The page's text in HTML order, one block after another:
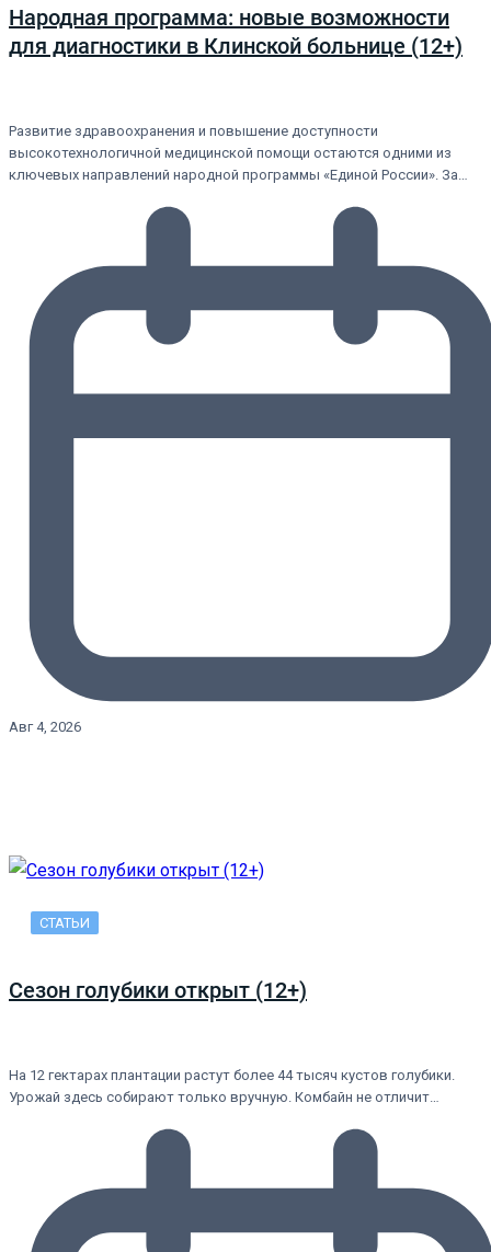
Народная программа: новые возможности
для диагностики в Клинской больнице (12+)
Развитие здравоохранения и повышение доступности
высокотехнологичной медицинской помощи остаются одними из
ключевых направлений народной программы «Единой России». За…
Авг 4, 2026
СТАТЬИ
Сезон голубики открыт (12+)
На 12 гектарах плантации растут более 44 тысяч кустов голубики.
Урожай здесь собирают только вручную. Комбайн не отличит…